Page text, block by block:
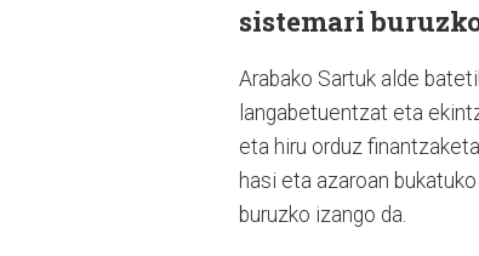
sistemari
Arabako Sartuk alde
langabetuentzat eta
eta hiru orduz
hasi eta azaroan
buruzko izango da.